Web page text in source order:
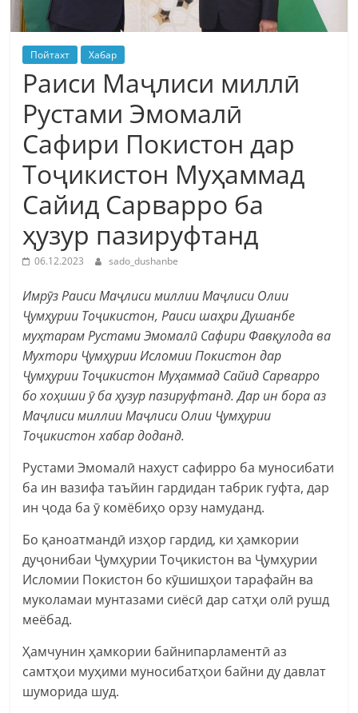
Пойтахт Хабар
Раиси Маҷлиси миллӣ
Рустами Эмомалӣ
Сафири Покистон дар
Тоҷикистон Муҳаммад
Сайид Сарварро ба
ҳузур пазируфтанд
06.12.2023 sado_dushanbe
Имрӯз Раиси Маҷлиси миллии Маҷлиси Олии
Ҷумҳурии Тоҷикистон, Раиси шаҳри Душанбе
муҳтарам Рустами Эмомалӣ Сафири Фавқулода ва
Мухтори Ҷумҳурии Исломии Покистон дар
Ҷумҳурии Тоҷикистон Муҳаммад Сайид Сарварро
бо хоҳиши ӯ ба ҳузур пазируфтанд. Дар ин бора аз
Маҷлиси миллии Маҷлиси Олии Ҷумҳурии
Тоҷикистон хабар доданд.
Рустами Эмомалӣ нахуст сафирро ба муносибати
ба ин вазифа таъйин гардидан табрик гуфта, дар
ин ҷода ба ӯ комёбиҳо орзу намуданд.
Бо қаноатмандӣ изҳор гардид, ки ҳамкории
дуҷонибаи Ҷумҳурии Тоҷикистон ва Ҷумҳурии
Исломии Покистон бо кӯшишҳои тарафайн ва
муколамаи мунтазами сиёсӣ дар сатҳи олӣ рушд
меёбад.
Ҳамчунин ҳамкории байнипарламентӣ аз
самтҳои муҳими муносибатҳои байни ду давлат
шуморида шуд.